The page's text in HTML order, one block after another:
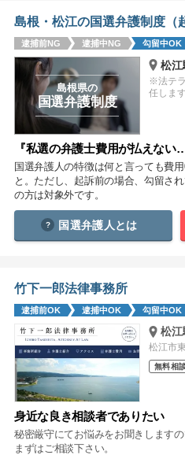
相談内容から探す
痴漢 盗撮
窃盗
島根・松江の国選弁護制度（
逮捕前NG 逮捕中NG 勾留中OK
島根県の
国選弁護制度
松江
※法テ
任します
『私選の弁護士費用が払えない…
国選弁護人の特徴は何と言っても費
と。ただし、起訴前の場合、勾留さ
の方は対象外です。
国選弁護人とは
竹下一郎法律事務所
逮捕前OK 逮捕中OK 勾留中OK
松江
松江市
無料相
身近な良き相談者でありたい
秘密厳守にてお悩みをお聞きします
まずはご相談下さい。